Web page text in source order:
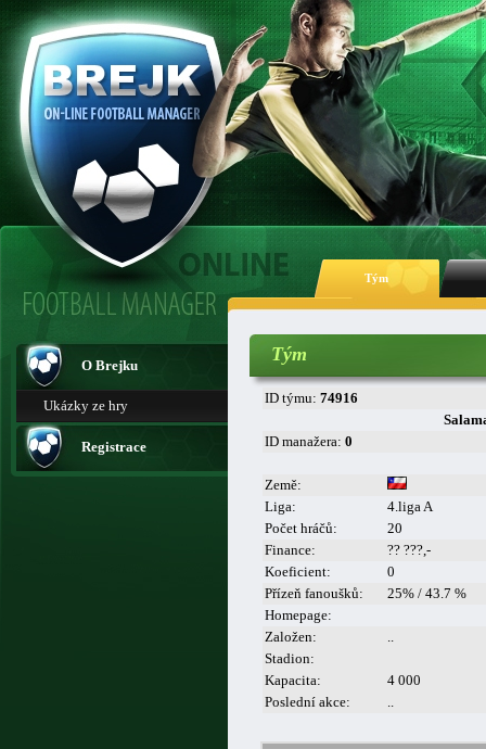
Tým
O Brejku
Ukázky ze hry
Registrace
Tým
ID týmu: 74916
ID manažera: 0
Země:
Liga:
4.liga A
Počet hráčů:
20
Finance:
?? ???,-
Koeficient:
0
Přízeň fanoušků:
25% / 43.7 %
Homepage:
Založen:
..
Stadion:
Kapacita:
4 000
Poslední akce:
..